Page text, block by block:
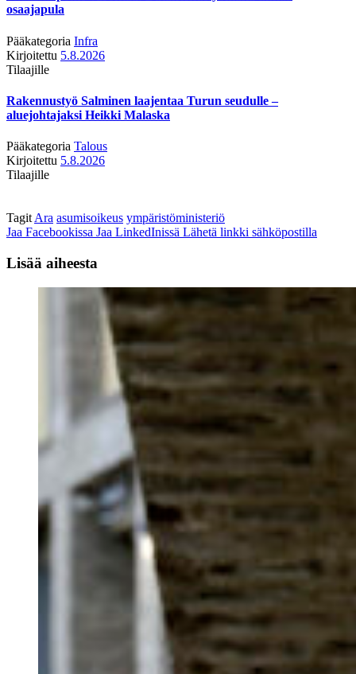
osaajapula
Pääkategoria Infra
Kirjoitettu 5.8.2026
Tilaajille
Rakennustyö Salminen laajentaa Turun seudulle –
aluejohtajaksi Heikki Malaska
Pääkategoria Talous
Kirjoitettu 5.8.2026
Tilaajille
Tagit Ara asumisoikeus ympäristöministeriö
Jaa Facebookissa Jaa LinkedInissä Lähetä linkki sähköpostilla
Lisää aiheesta